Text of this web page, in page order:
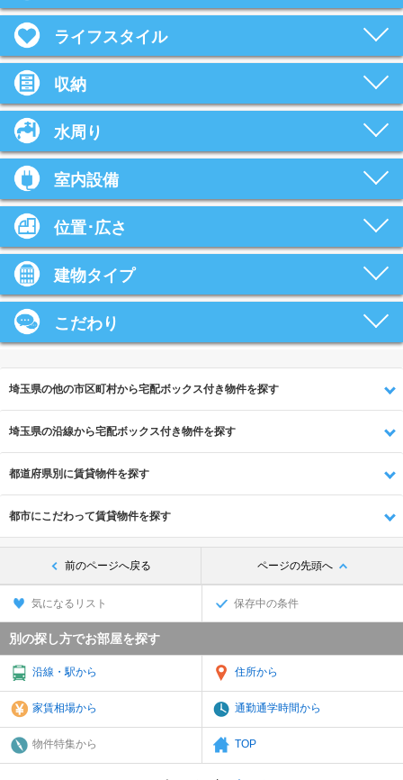
ライフスタイル
収納
水周り
室内設備
位置･広さ
建物タイプ
こだわり
埼玉県の他の市区町村から宅配ボックス付き物件を探す
埼玉県の沿線から宅配ボックス付き物件を探す
都道府県別に賃貸物件を探す
都市にこだわって賃貸物件を探す
前のページへ戻る ページの先頭へ
気になるリスト 保存中の条件
別の探し方でお部屋を探す
沿線・駅から 住所から
家賃相場から 通勤通学時間から
物件特集から TOP